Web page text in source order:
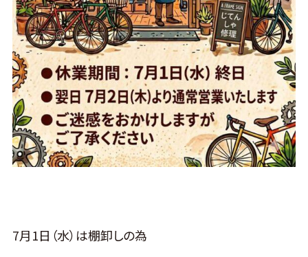
7月1日（水）は棚卸しの為